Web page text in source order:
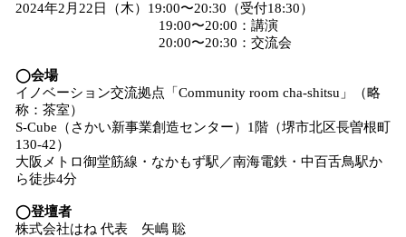
2024年2月22日（木）19:00〜20:30（受付18:30）
19:00〜20:00：講演
20:00〜20:30：交流会
◯会場
イノベーション交流拠点「Community room cha-shitsu」（略
称：茶室）
S-Cube（さかい新事業創造センター）1階（堺市北区長曽根町
130-42）
大阪メトロ御堂筋線・なかもず駅／南海電鉄・中百舌鳥駅か
ら徒歩4分
◯登壇者
株式会社はね 代表 矢嶋 聡